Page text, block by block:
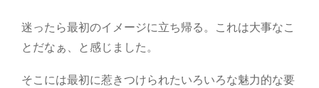
迷ったら最初のイメージに立ち帰る。これは大事なこ
とだなぁ、と感じました。
そこには最初に惹きつけられたいろいろな魅力的な要